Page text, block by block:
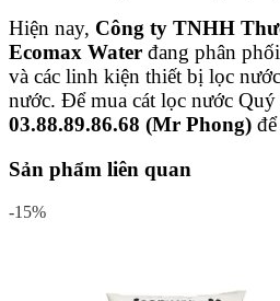
Hiện nay, Công ty TNHH
Ecomax Water đang phân
và các linh kiện thiết bị lọc
nước. Để mua cát lọc nước
03.88.89.86.68 (Mr Phong)
Sản phẩm liên quan
-15%